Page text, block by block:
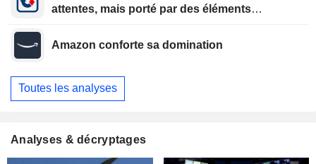
attentes, mais porté par des éléments
Amazon conforte sa domination
Toutes les analyses
Analyses & décryptages